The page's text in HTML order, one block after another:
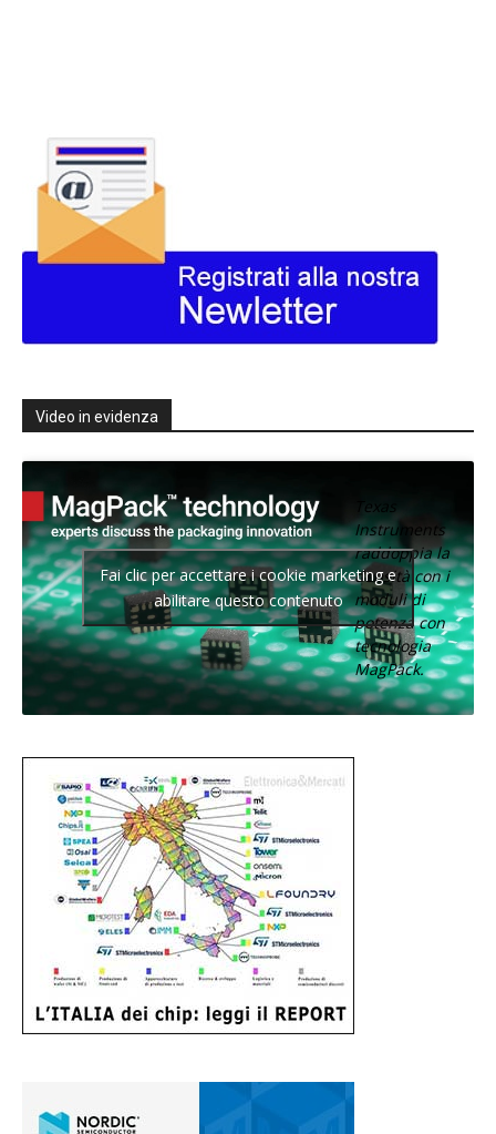
Video in evidenza
Texas
Instruments
raddoppia la
densità con i
moduli di
potenza con
tecnologia
MagPack.
Fai clic per accettare i cookie marketing e
abilitare questo contenuto